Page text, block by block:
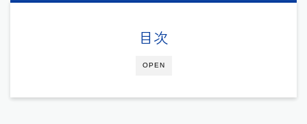
OPEN
目次